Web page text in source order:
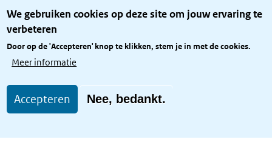
We gebruiken cookies op deze site om jouw ervaring te
verbeteren
Door op de 'Accepteren' knop te klikken, stem je in met de cookies.
Meer informatie
Accepteren Nee, bedankt.
Privacy
Toegang site openbaar
Toegankelijkheid